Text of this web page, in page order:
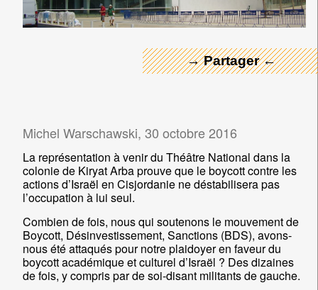
→ Partager ←
Michel Warschawski, 30 octobre 2016
La représentation à venir du Théâtre National dans la
colonie de Kiryat Arba prouve que le boycott contre les
actions d’Israël en Cisjordanie ne déstabilisera pas
l’occupation à lui seul.
Combien de fois, nous qui soutenons le mouvement de
Boycott, Désinvestissement, Sanctions (BDS), avons-
nous été attaqués pour notre plaidoyer en faveur du
boycott académique et culturel d’Israël ? Des dizaines
de fois, y compris par de soi-disant militants de gauche.